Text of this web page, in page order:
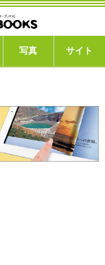
写真 サイト